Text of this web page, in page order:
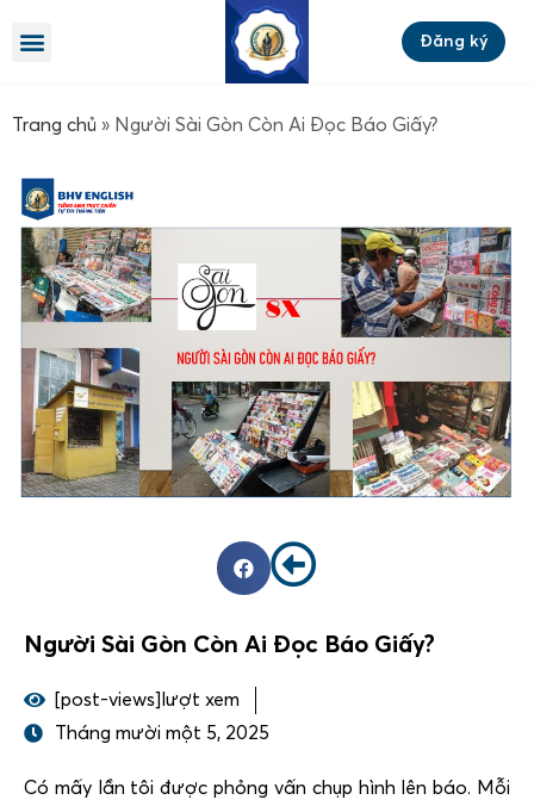
Đăng ký
Trang chủ » Người Sài Gòn Còn Ai Đọc Báo Giấy?
Người Sài Gòn Còn Ai Đọc Báo Giấy?
[post-views]lượt xem
Tháng mười một 5, 2025
Có mấy lần tôi được phỏng vấn chụp hình lên báo. Mỗi